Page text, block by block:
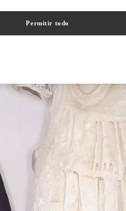
Permitir todo